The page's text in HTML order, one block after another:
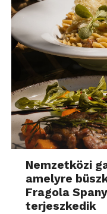
Nemzetközi
amelyre
Fragola
terjeszkedik